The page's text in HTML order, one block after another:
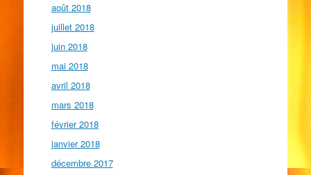
août 2018
juillet 2018
juin 2018
mai 2018
avril 2018
mars 2018
février 2018
janvier 2018
décembre 2017